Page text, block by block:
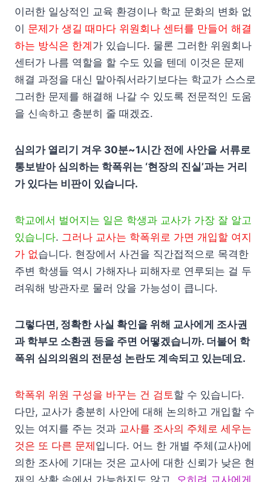
이러한 일상적인 교육 환경이나 학교 문화의 변화 없
이 문제가 생길 때마다 위원회나 센터를 만들어 해결
하는 방식은 한계 가 있습니다. 물론 그러한 위원회나
센터가 나름 역할을 할 수도 있을 텐데 이것은 문제
해결 과정을 대신 맡아줘서라기보다는 학교가 스스로
그러한 문제를 해결해 나갈 수 있도록 전문적인 도움
을 신속하고 충분히 줄 때겠죠.
심의가 열리기 겨우 30분~1시간 전에 사안을 서류로
통보받아 심의하는 학폭위는 ‘현장의 진실’과는 거리
가 있다는 비판이 있습니다.
학교에서 벌어지는 일은 학생과 교사가 가장 잘 알고
있습니다. 그러나 교사는 학폭위로 가면 개입할 여지
가 없습니다. 현장에서 사건을 직간접적으로 목격한
주변 학생들 역시 가해자나 피해자로 연루되는 걸 두
려워해 방관자로 물러 앉을 가능성이 큽니다.
그렇다면, 정확한 사실 확인을 위해 교사에게 조사권
과 학부모 소환권 등을 주면 어떻겠습니까. 더불어 학
폭위 심의의원의 전문성 논란도 계속되고 있는데요.
학폭위 위원 구성을 바꾸는 건 검토할 수 있습니다.
다만, 교사가 충분히 사안에 대해 논의하고 개입할 수
있는 여지를 주는 것과 교사를 조사의 주체로 세우는
것은 또 다른 문제 입니다. 어느 한 개별 주체(교사)에
의한 조사에 기대는 것은 교사에 대한 신뢰가 낮은 현